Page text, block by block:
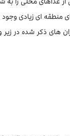
ای زیادی وجود
های ذکر شده در